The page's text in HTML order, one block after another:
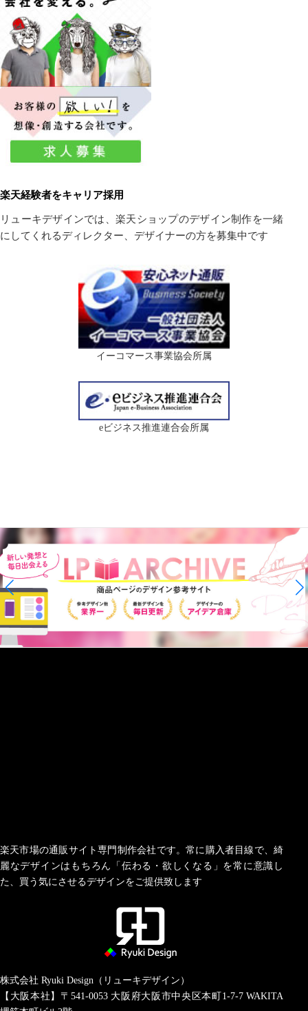
楽天経験者をキャリア採用
リューキデザインでは、楽天ショップのデザイン制作を一緒
にしてくれるディレクター、デザイナーの方を募集中です
イーコマース事業協会所属
eビジネス推進連合会所属
楽天市場の通販サイト専門制作会社です。常に購入者目線で、綺
麗なデザインはもちろん「伝わる・欲しくなる」を常に意識し
た、買う気にさせるデザインをご提供致します
株式会社 Ryuki Design（リューキデザイン）
【大阪本社】〒541-0053大阪府大阪市中央区本町1-7-7 WAKITA